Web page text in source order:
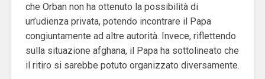
che Orban non ha ottenuto la possibilità di
un’udienza privata, potendo incontrare il Papa
congiuntamente ad altre autorità. Invece, riflettendo
sulla situazione afghana, il Papa ha sottolineato che
il ritiro si sarebbe potuto organizzato diversamente.